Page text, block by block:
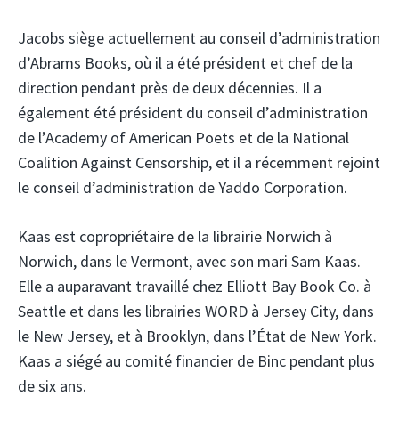
Jacobs siège actuellement au conseil d’administration
d’Abrams Books, où il a été président et chef de la
direction pendant près de deux décennies. Il a
également été président du conseil d’administration
de l’Academy of American Poets et de la National
Coalition Against Censorship, et il a récemment rejoint
le conseil d’administration de Yaddo Corporation.
Kaas est copropriétaire de la librairie Norwich à
Norwich, dans le Vermont, avec son mari Sam Kaas.
Elle a auparavant travaillé chez Elliott Bay Book Co. à
Seattle et dans les librairies WORD à Jersey City, dans
le New Jersey, et à Brooklyn, dans l’État de New York.
Kaas a siégé au comité financier de Binc pendant plus
de six ans.